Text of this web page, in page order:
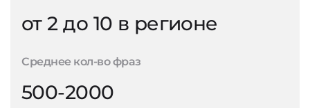
от 2 до 10 в регионе
Среднее кол-во фраз
500-2000